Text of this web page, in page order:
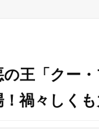
の王「クー
禍々しく